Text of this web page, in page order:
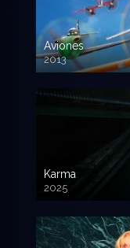
Aviones
2013
720 HD
Karma
2025